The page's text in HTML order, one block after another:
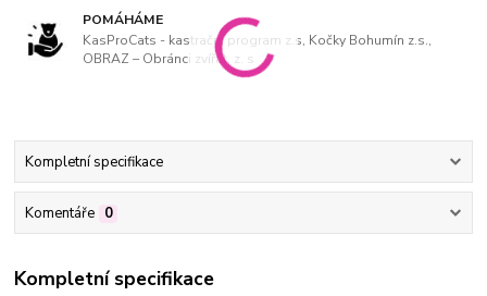
POMÁHÁME
KasProCats - kastrační program z.s, Kočky Bohumín z.s.,
OBRAZ – Obránci zvířat, z. s
Kompletní specifikace
Komentáře 0
Kompletní specifikace